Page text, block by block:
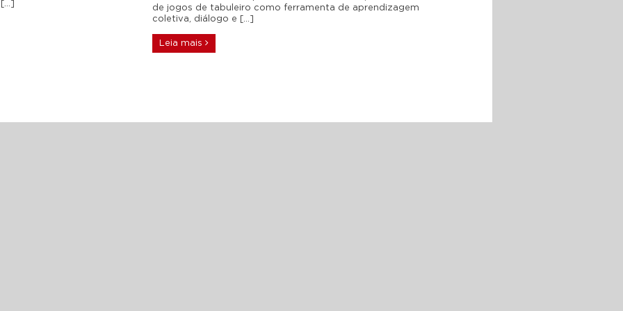
de jogos de tabuleiro como ferramenta de aprendizagem
coletiva, diálogo e […]
Leia mais